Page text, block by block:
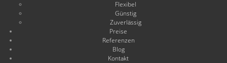
Flexibel
Günstig
Zuverlässig
Preise
Referenzen
Blog
Kontakt